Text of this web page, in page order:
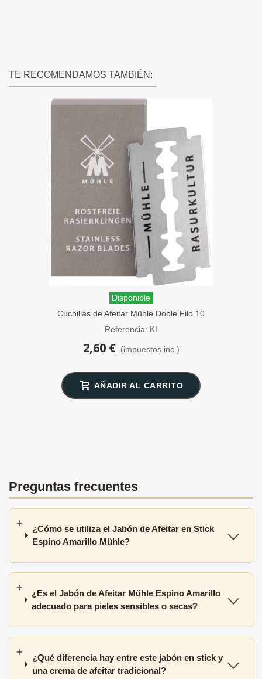
TE RECOMENDAMOS TAMBIÉN:
Disponible
Cuchillas de Afeitar Mühle Doble Filo 10
unidades
Referencia: KI
2,60 € (impuestos inc.)
AÑADIR AL CARRITO
Preguntas frecuentes
¿Cómo se utiliza el Jabón de Afeitar en Stick
Espino Amarillo Mühle?
¿Es el Jabón de Afeitar Mühle Espino Amarillo
adecuado para pieles sensibles o secas?
¿Qué diferencia hay entre este jabón en stick y
una crema de afeitar tradicional?